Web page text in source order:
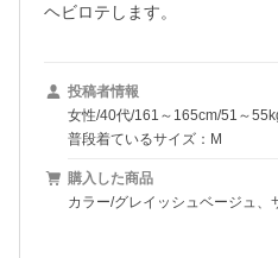
ヘビロテします。
投稿者情報
女性/40代/161～165cm/51～
普段着ているサイズ：M
購入した商品
カラー/グレイッシュベージュ、